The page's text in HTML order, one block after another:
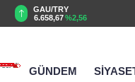
BIST 100
13.778,67%-0,15
GÜNDEM